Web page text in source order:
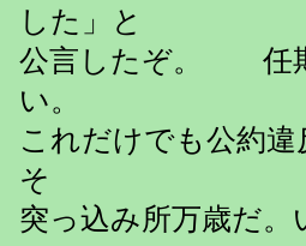
した」と
公言したぞ。 任期
い。
これだけでも公約
そ
突っ込み所万歳だ。